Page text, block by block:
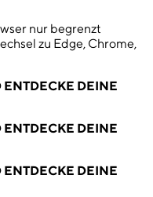
nur begrenzt
zu Edge, Chrome,
ENTDECKE DEINE
ENTDECKE DEINE
ENTDECKE DEINE